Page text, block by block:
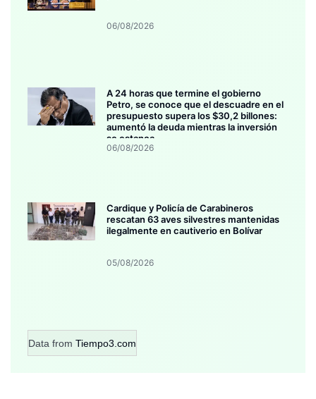
06/08/2026
A 24 horas que termine el gobierno
Petro, se conoce que el descuadre en el
presupuesto supera los $30,2 billones:
aumentó la deuda mientras la inversión
se estanca
06/08/2026
Cardique y Policía de Carabineros
rescatan 63 aves silvestres mantenidas
ilegalmente en cautiverio en Bolívar
05/08/2026
Data from Tiempo3.com